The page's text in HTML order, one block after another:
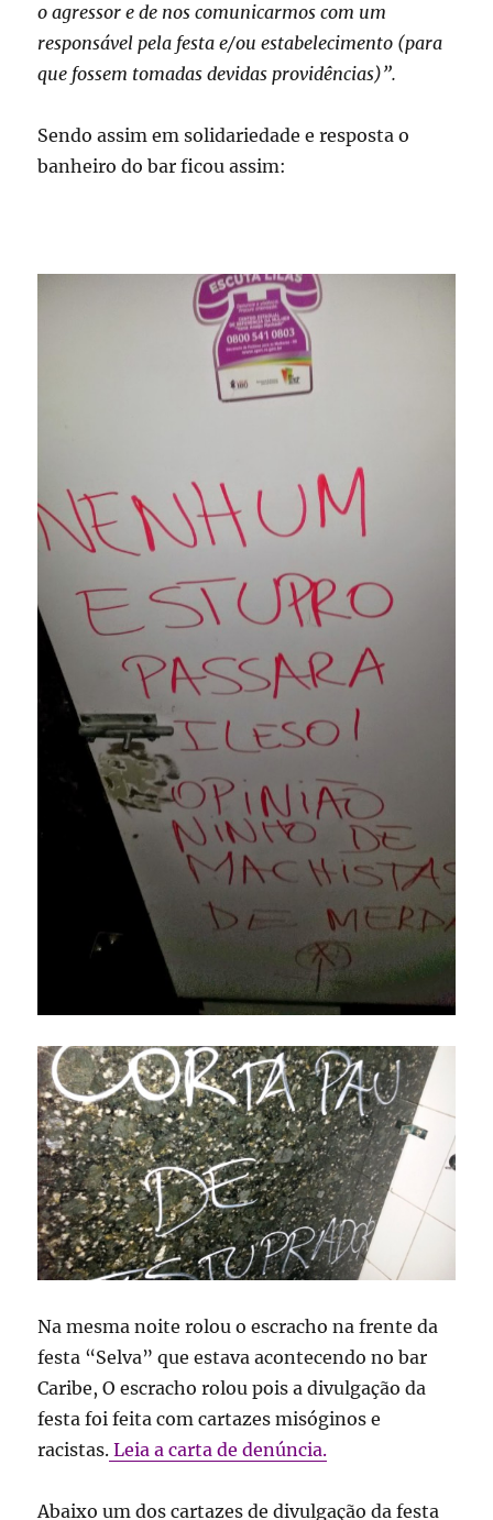
o agressor e de nos comunicarmos com um
responsável pela festa e/ou estabelecimento (para
que fossem tomadas devidas providências)”.
Sendo assim em solidariedade e resposta o
banheiro do bar ficou assim:
Na mesma noite rolou o escracho na frente da
festa “Selva” que estava acontecendo no bar
Caribe, O escracho rolou pois a divulgação da
festa foi feita com cartazes misóginos e
racistas. Leia a carta de denúncia.
Abaixo um dos cartazes de divulgação da festa